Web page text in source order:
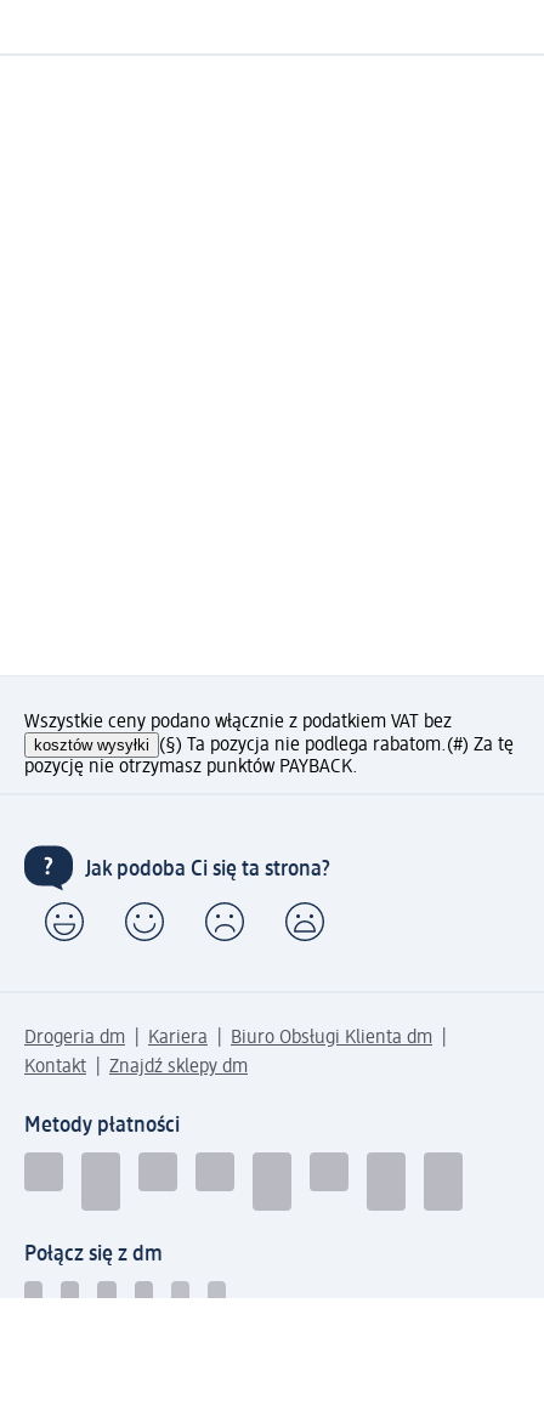
Wszystkie ceny podano włącznie z podatkiem VAT bez
kosztów wysyłki (§) Ta pozycja nie podlega rabatom.(#) Za tę
pozycję nie otrzymasz punktów PAYBACK.
Jak podoba Ci się ta strona?
Drogeria dm Kariera
Biuro Obsługi Klienta dm
Kontakt
Znajdź sklepy dm
Metody płatności
Połącz się z dm